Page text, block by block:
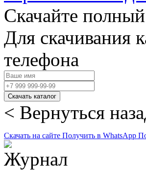
Скачайте
Для скачивания
телефона
Скачать каталог
< Вернуться
Скачать на сайте Получить в WhatsApp